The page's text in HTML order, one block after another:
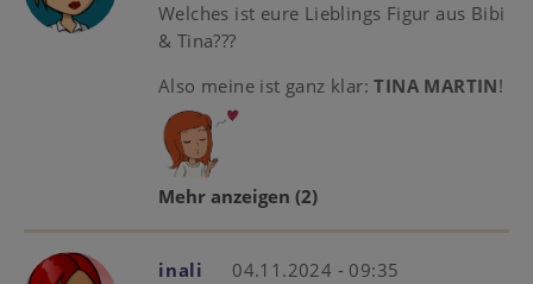
Welches ist eure Lieblings Figur aus Bibi
& Tina???
Also meine ist ganz klar:TINA MARTIN!
Mehr anzeigen (2)
inali
04.11.2024 - 09:35